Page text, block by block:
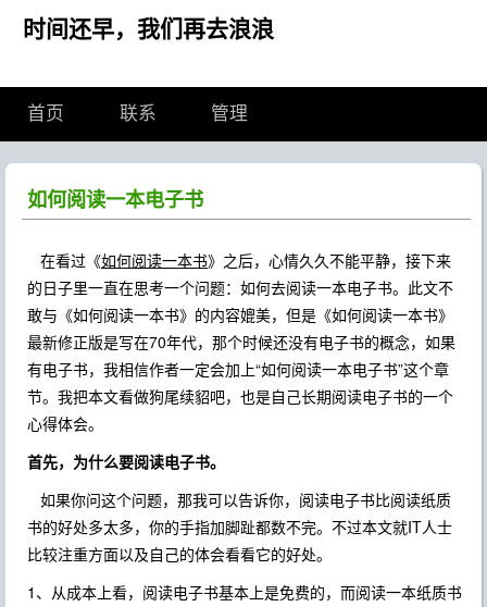
时间还早，我们再去浪浪
首页 联系 管理
如何阅读一本电子书
在看过《如何阅读一本书》之后，心情久久不能平静，接下来
的日子里一直在思考一个问题：如何去阅读一本电子书。此文不
敢与《如何阅读一本书》的内容媲美，但是《如何阅读一本书》
最新修正版是写在70年代，那个时候还没有电子书的概念，如果
有电子书，我相信作者一定会加上“如何阅读一本电子书”这个章
节。我把本文看做狗尾续貂吧，也是自己长期阅读电子书的一个
心得体会。
首先，为什么要阅读电子书。
如果你问这个问题，那我可以告诉你，阅读电子书比阅读纸质
书的好处多太多，你的手指加脚趾都数不完。不过本文就IT人士
比较注重方面以及自己的体会看看它的好处。
1、从成本上看，阅读电子书基本上是免费的，而阅读一本纸质书